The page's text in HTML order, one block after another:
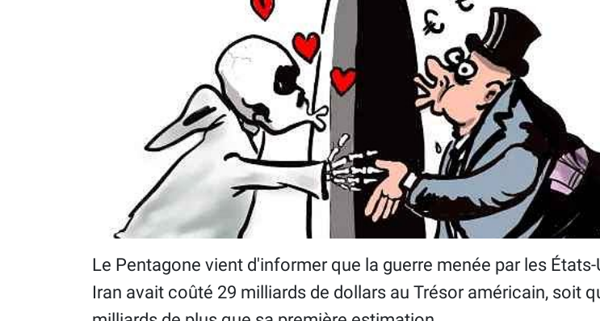
Le Pentagone vient d'informer que la guerre menée par les États-
Iran avait coûté 29 milliards de dollars au Trésor américain, soit